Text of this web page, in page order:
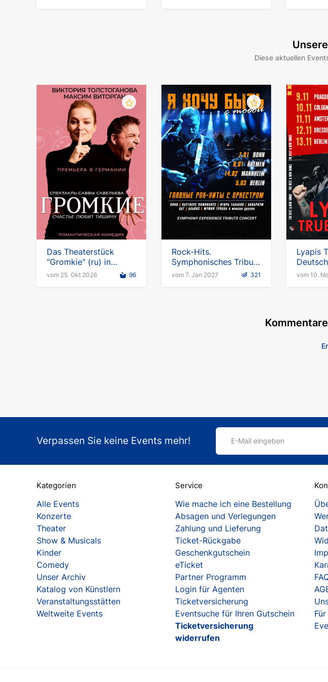
Diese aktuellen
Das Theaterstück
"Gromkie" (ru) in
Deutschland und Wien
vom 25. Okt 2026 96
Rock-Hits.
Symphonisches Tribute
"I Wanna Be With You"
vom 7. Jan 2027 321
Lyapis
vom 10.
Verpassen Sie keine Events mehr! E-Mail eingeben
Kategorien
Alle Events
Konzerte
Theater
Show & Musicals
Kinder
Comedy
Unser Archiv
Katalog von Künstlern
Veranstaltungsstätten
Weltweite Events
Service
Wie mache ich eine Bestellung
Absagen und Verlegungen
Zahlung und Lieferung
Ticket-Rückgabe
Geschenkgutschein
eTicket
Partner Programm
Login für Agenten
Ticketversicherung
Eventsuche für Ihren Gutschein
Ticketversicherung
widerrufen